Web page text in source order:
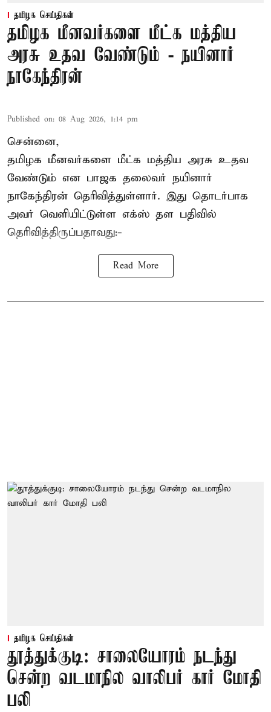
தமிழக செய்திகள்
தமிழக மீனவர்களை மீட்க மத்திய
அரசு உதவ வேண்டும் - நயினார்
நாகேந்திரன்
Published on: 08 Aug 2026, 1:14 pm
சென்னை,
தமிழக மீனவர்களை மீட்க மத்திய அரசு உதவ
வேண்டும் என பாஜக தலைவர் நயினார்
நாகேந்திரன் தெரிவித்துள்ளார். இது தொடர்பாக
அவர் வெளியிட்டுள்ள எக்ஸ் தள பதிவில்
தெரிவித்திருப்பதாவது:-
Read More
தமிழக செய்திகள்
தூத்துக்குடி: சாலையோரம் நடந்து
சென்ற வடமாநில வாலிபர் கார் மோதி
பலி